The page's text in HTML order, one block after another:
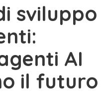
sviluppo
AI
il futuro